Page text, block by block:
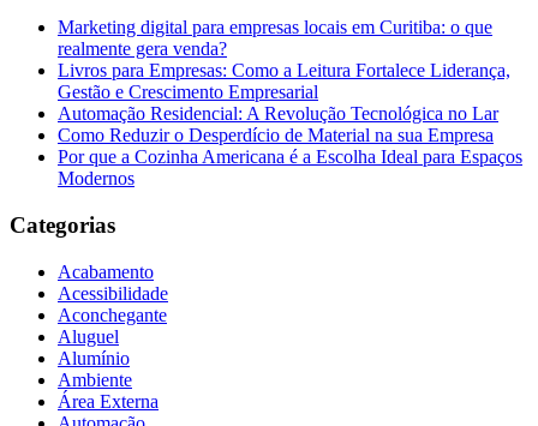
Marketing digital para empresas locais em Curitiba: o que
realmente gera venda?
Livros para Empresas: Como a Leitura Fortalece Liderança,
Gestão e Crescimento Empresarial
Automação Residencial: A Revolução Tecnológica no Lar
Como Reduzir o Desperdício de Material na sua Empresa
Por que a Cozinha Americana é a Escolha Ideal para Espaços
Modernos
Categorias
Acabamento
Acessibilidade
Aconchegante
Aluguel
Alumínio
Ambiente
Área Externa